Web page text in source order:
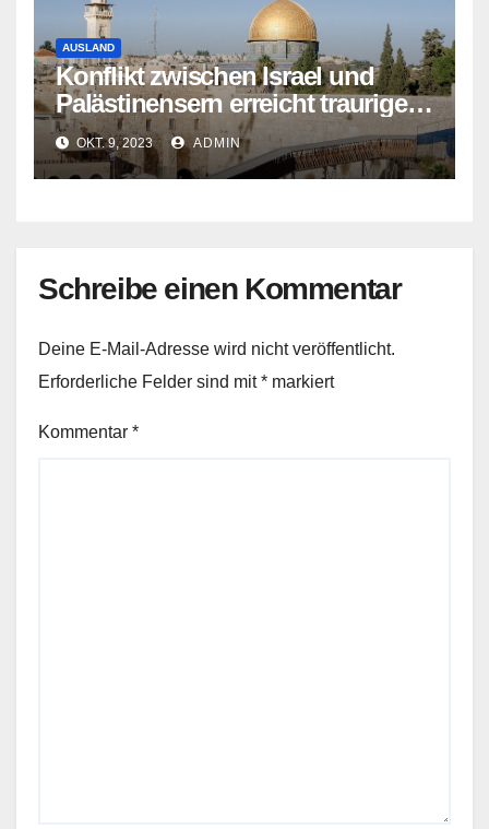
AUSLAND
Konflikt zwischen Israel und
Palästinensern erreicht traurigen
Höhepunkt
OKT. 9, 2023 ADMIN
Schreibe einen Kommentar
Deine E-Mail-Adresse wird nicht veröffentlicht.
Erforderliche Felder sind mit* markiert
Kommentar *